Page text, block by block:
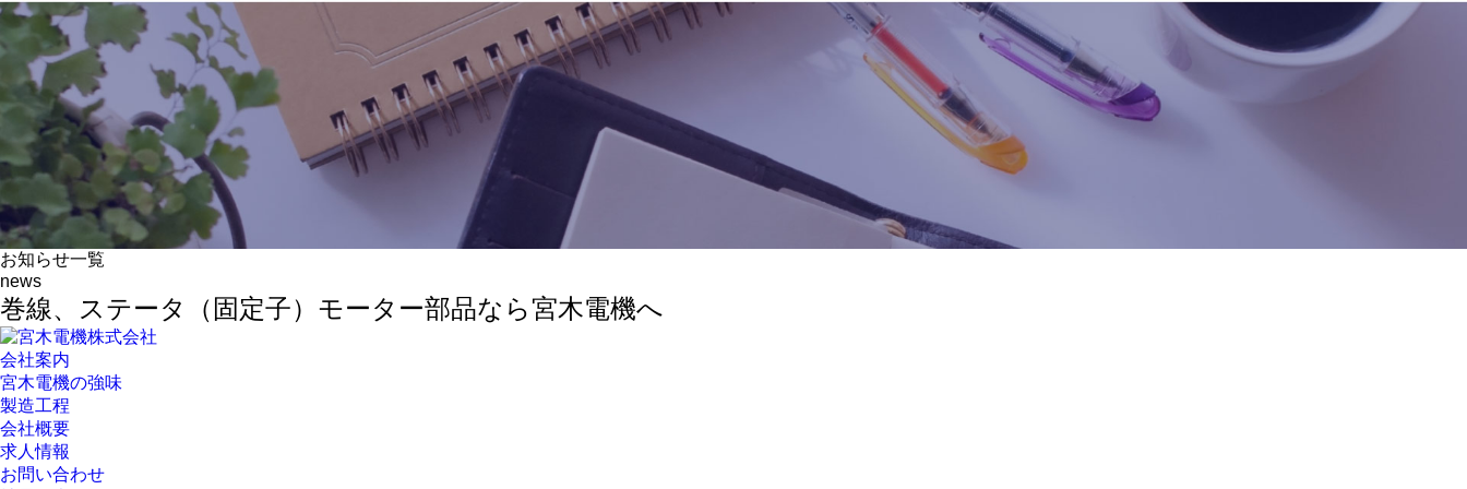
お知らせ一覧
news
巻線、ステータ（固定子）モーター部品なら宮木電機へ
会社案内
宮木電機の強味
製造工程
会社概要
求人情報
お問い合わせ